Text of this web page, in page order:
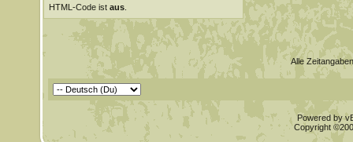
HTML-Code ist aus.
Alle
Powered by
Copyright